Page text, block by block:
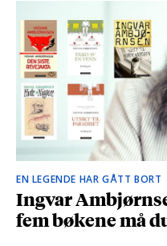
EN LEGENDE HAR GÅTT BORT
Ingvar
fem bøkene må